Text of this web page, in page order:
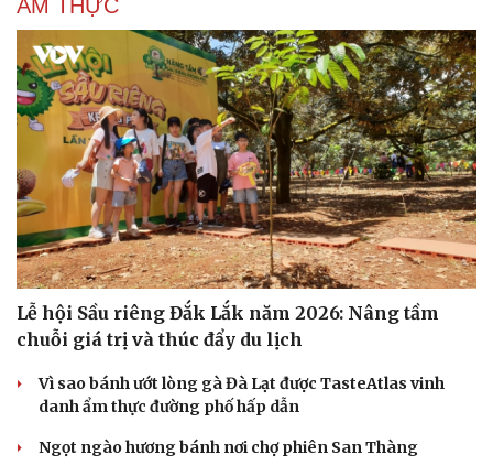
Cải chính
ẨM THỰC
Lễ hội Sầu riêng Đắk Lắk năm 2026: Nâng tầm
chuỗi giá trị và thúc đẩy du lịch
Vì sao bánh ướt lòng gà Đà Lạt được TasteAtlas vinh
danh ẩm thực đường phố hấp dẫn
Ngọt ngào hương bánh nơi chợ phiên San Thàng